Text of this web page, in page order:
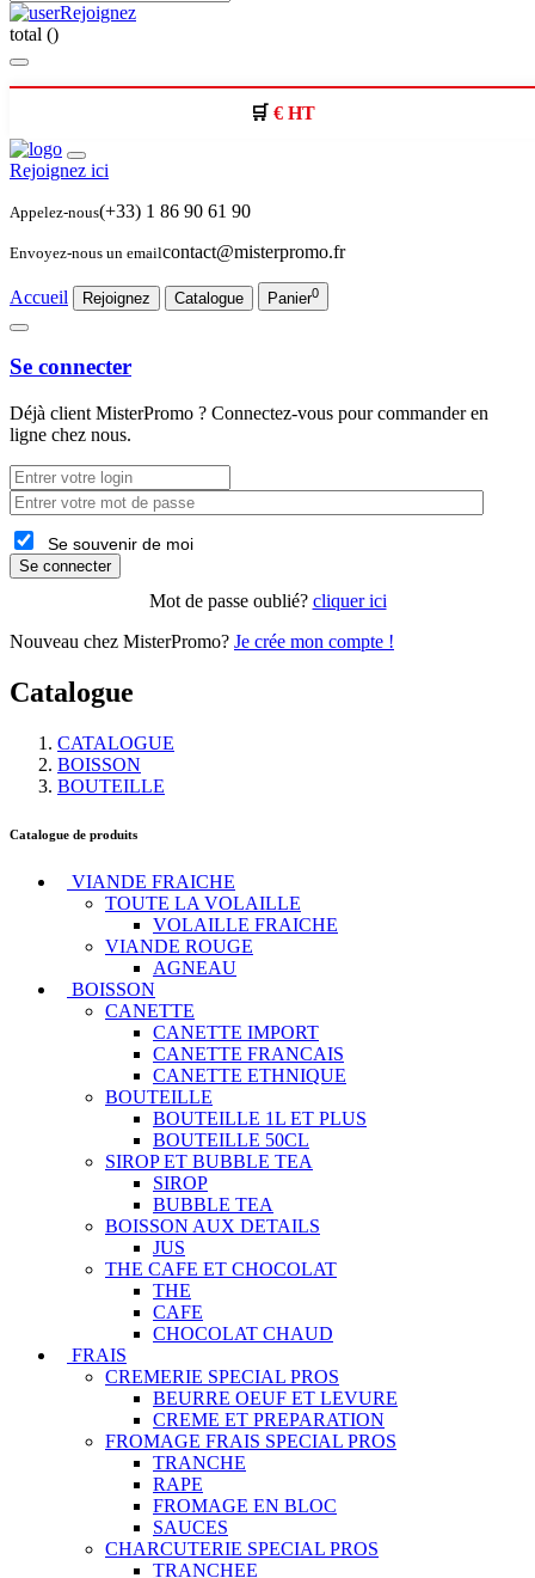
Rejoignez
total ()
€ HT
Rejoignez ici
Appelez-nous(+33) 1 86 90 61 90
Envoyez-nous un emailcontact@misterpromo.fr
Accueil Rejoignez Catalogue Panier0
Se connecter
Déjà client MisterPromo ? Connectez-vous pour commander en
ligne chez nous.
Se souvenir de moi
Se connecter
Mot de passe oublié? cliquer ici
Nouveau chez MisterPromo? Je crée mon compte !
Catalogue
CATALOGUE
BOISSON
BOUTEILLE
Catalogue de produits
VIANDE FRAICHE
TOUTE LA VOLAILLE
VOLAILLE FRAICHE
VIANDE ROUGE
AGNEAU
BOISSON
CANETTE
CANETTE IMPORT
CANETTE FRANCAIS
CANETTE ETHNIQUE
BOUTEILLE
BOUTEILLE 1L ET PLUS
BOUTEILLE 50CL
SIROP ET BUBBLE TEA
SIROP
BUBBLE TEA
BOISSON AUX DETAILS
JUS
THE CAFE ET CHOCOLAT
THE
CAFE
CHOCOLAT CHAUD
FRAIS
CREMERIE SPECIAL PROS
BEURRE OEUF ET LEVURE
CREME ET PREPARATION
FROMAGE FRAIS SPECIAL PROS
TRANCHE
RAPE
FROMAGE EN BLOC
SAUCES
CHARCUTERIE SPECIAL PROS
TRANCHEE